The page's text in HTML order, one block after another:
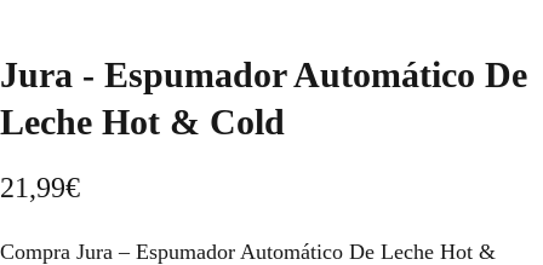
Jura - Espumador Automático De
Leche Hot & Cold
21,99€
Compra Jura – Espumador Automático De Leche Hot &